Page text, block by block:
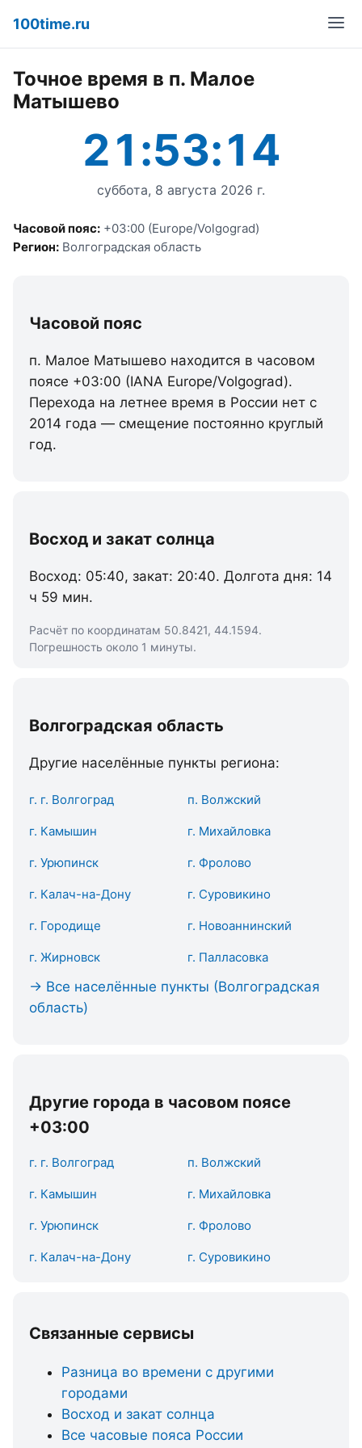
100time.ru
Точное время в п. Малое
Матышево
21:53:14
суббота, 8 августа 2026 г.
Часовой пояс: +03:00 (Europe/Volgograd)
Регион: Волгоградская область
Часовой пояс
п. Малое Матышево находится в часовом
поясе +03:00 (IANA Europe/Volgograd).
Перехода на летнее время в России нет с
2014 года — смещение постоянно круглый
год.
Восход и закат солнца
Восход: 05:40, закат: 20:40. Долгота дня: 14
ч 59 мин.
Расчёт по координатам 50.8421, 44.1594.
Погрешность около 1 минуты.
Волгоградская область
Другие населённые пункты региона:
г. г. Волгоград п. Волжский
г. Камышин г. Михайловка
г. Урюпинск г. Фролово
г. Калач-на-Дону г. Суровикино
г. Городище г. Новоаннинский
г. Жирновск г. Палласовка
→ Все населённые пункты (Волгоградская
область)
Другие города в часовом поясе
+03:00
г. г. Волгоград п. Волжский
г. Камышин г. Михайловка
г. Урюпинск г. Фролово
г. Калач-на-Дону г. Суровикино
Связанные сервисы
Разница во времени с другими
городами
Восход и закат солнца
Все часовые пояса России